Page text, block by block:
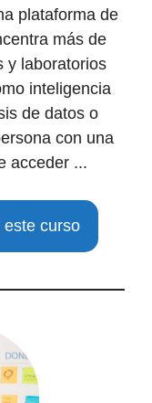
plataforma de
más de
y laboratorios
inteligencia
de datos o
con una
acceder ...
este curso